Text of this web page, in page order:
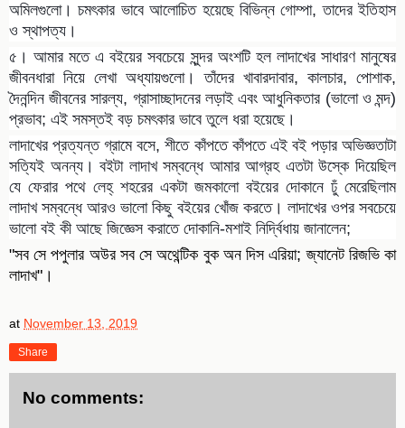
অমিলগুলো। চমৎকার ভাবে আলোচিত হয়েছে বিভিন্ন গোম্পা, তাদের ইতিহাস
ও স্থাপত্য।
৫। আমার মতে এ বইয়ের সবচেয়ে সুন্দর অংশটি হল লাদাখের সাধারণ মানুষের
জীবনধারা নিয়ে লেখা অধ্যায়গুলো। তাঁদের খাবারদাবার, কালচার, পোশাক,
দৈনন্দিন জীবনের সারল্য, গ্রাসাচ্ছাদনের লড়াই এবং আধুনিকতার (ভালো ও মন্দ)
প্রভাব; এই সমস্তই বড় চমৎকার ভাবে তুলে ধরা হয়েছে।
লাদাখের প্রত্যন্ত গ্রামে বসে, শীতে কাঁপতে কাঁপতে এই বই পড়ার অভিজ্ঞতাটা
সত্যিই অনন্য। বইটা লাদাখ সম্বন্ধে আমার আগ্রহ এতটা উস্কে দিয়েছিল
যে ফেরার পথে লেহ্‌ শহরের একটা জমকালো বইয়ের দোকানে ঢুঁ মেরেছিলাম
লাদাখ সম্বন্ধে আরও ভালো কিছু বইয়ের খোঁজ করতে। লাদাখের ওপর সবচেয়ে
ভালো বই কী আছে জিজ্ঞেস করাতে দোকানি-মশাই নির্দ্বিধায় জানালেন;
"সব সে পপুলার অউর সব সে অথেন্টিক বুক অন দিস এরিয়া; জ্যানেট রিজভি কা
লাদাখ"।
at November 13, 2019
Share
No comments: